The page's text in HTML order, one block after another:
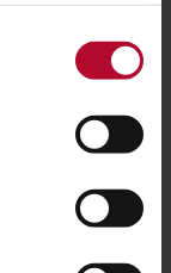
vallen uit.
alternatief